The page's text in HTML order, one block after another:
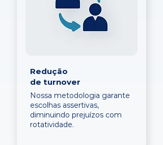
Redução
de turnover
Nossa metodologia garante
escolhas assertivas,
diminuindo prejuízos com
rotatividade.